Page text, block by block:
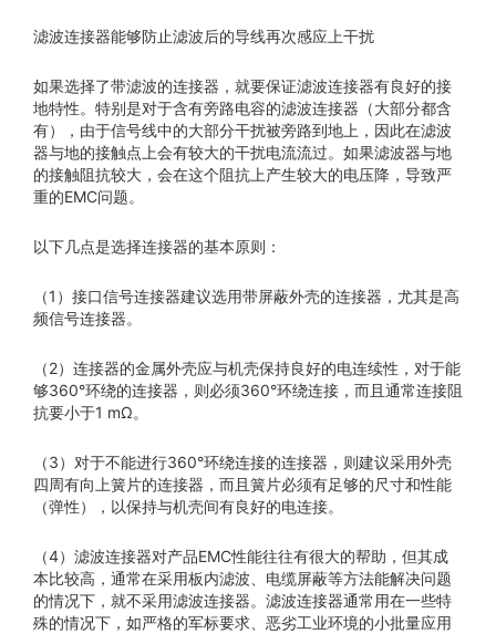
滤波连接器能够防止滤波后的导线再次感应上干扰
如果选择了带滤波的连接器，就要保证滤波连接器有良好的接
地特性。特别是对于含有旁路电容的滤波连接器（大部分都含
有），由于信号线中的大部分干扰被旁路到地上，因此在滤波
器与地的接触点上会有较大的干扰电流流过。如果滤波器与地
的接触阻抗较大，会在这个阻抗上产生较大的电压降，导致严
重的EMC问题。
以下几点是选择连接器的基本原则：
（1）接口信号连接器建议选用带屏蔽外壳的连接器，尤其是高
频信号连接器。
（2）连接器的金属外壳应与机壳保持良好的电连续性，对于能
够360°环绕的连接器，则必须360°环绕连接，而且通常连接阻
抗要小于1 mΩ。
（3）对于不能进行360°环绕连接的连接器，则建议采用外壳
四周有向上簧片的连接器，而且簧片必须有足够的尺寸和性能
（弹性），以保持与机壳间有良好的电连接。
（4）滤波连接器对产品EMC性能往往有很大的帮助，但其成
本比较高，通常在采用板内滤波、电缆屏蔽等方法能解决问题
的情况下，就不采用滤波连接器。滤波连接器通常用在一些特
殊的情况下，如严格的军标要求、恶劣工业环境的小批量应用